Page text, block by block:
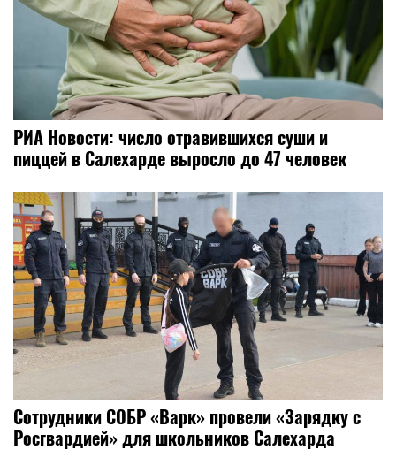
РИА Новости: число отравившихся суши и
пиццей в Салехарде выросло до 47 человек
Сотрудники СОБР «Варк» провели «Зарядку с
Росгвардией» для школьников Салехарда